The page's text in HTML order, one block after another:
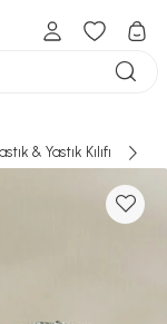
& Yastık Kılıfı